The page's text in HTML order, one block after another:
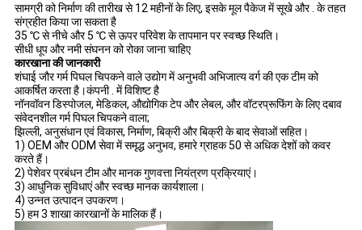
सामग्री को निर्माण की तारीख से 12 महीनों के लिए, इसके मूल पैकेज में सूखे और . के तहत
संग्रहीत किया जा सकता है
35 ℃ से नीचे और 5 ℃ से ऊपर परिवेश के तापमान पर स्वच्छ स्थिति।
सीधी धूप और नमी संघनन को रोका जाना चाहिए
कारखाना की जानकारी
शंघाई जौर गर्म पिघल चिपकने वाले उद्योग में अनुभवी अभिजात्य वर्ग की एक टीम को
आकर्षित करता है।कंपनी . में विशिष्ट है
नॉनवॉवन डिस्पोजल, मेडिकल, औद्योगिक टेप और लेबल, और वॉटरप्रूफिंग के लिए दबाव
संवेदनशील गर्म पिघल चिपकने वाला;
झिल्ली, अनुसंधान एवं विकास, निर्माण, बिक्री और बिक्री के बाद सेवाओं सहित।
1) OEM और ODM सेवा में समृद्ध अनुभव, हमारे ग्राहक 50 से अधिक देशों को कवर
करते हैं।
2) पेशेवर प्रबंधन टीम और मानक गुणवत्ता नियंत्रण प्रक्रियाएं।
3) आधुनिक सुविधाएं और स्वच्छ मानक कार्यशाला।
4) उन्नत उत्पादन उपकरण।
5) हम 3 शाखा कारखानों के मालिक हैं।